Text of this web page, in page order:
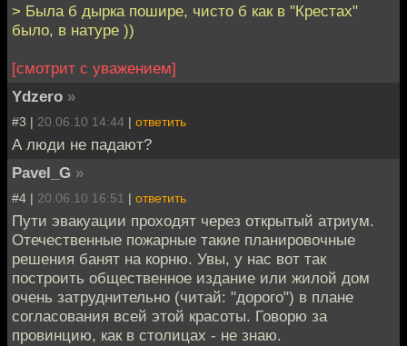
> Была б дырка пошире, чисто б как в "Крестах"
было, в натуре ))
[смотрит с уважением]
Ydzero »
#3 | 20.06.10 14:44 | ответить
А люди не падают?
Pavel_G »
#4 | 20.06.10 16:51 | ответить
Пути эвакуации проходят через открытый атриум.
Отечественные пожарные такие планировочные
решения банят на корню. Увы, у нас вот так
построить общественное издание или жилой дом
очень затруднительно (читай: "дорого") в плане
согласования всей этой красоты. Говорю за
провинцию, как в столицах - не знаю.